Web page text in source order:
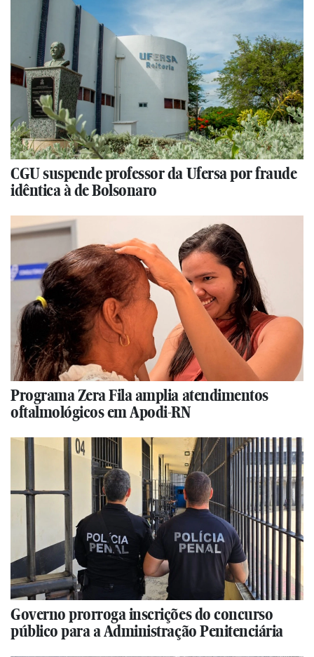
CGU suspende professor da Ufersa por fraude
idêntica à de Bolsonaro
Programa Zera Fila amplia atendimentos
oftalmológicos em Apodi-RN
Governo prorroga inscrições do concurso
público para a Administração Penitenciária